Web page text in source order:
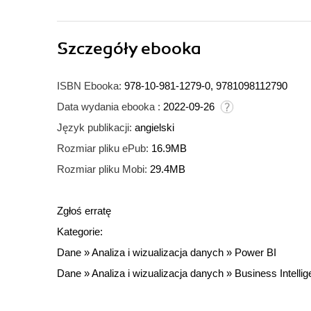
Szczegółyebooka
ISBN Ebooka: 978-10-981-1279-0, 9781098112790
Data wydania ebooka : 2022-09-26
Język publikacji: angielski
Rozmiar pliku ePub: 16.9MB
Rozmiar pliku Mobi: 29.4MB
Zgłoś erratę
Kategorie:
Dane »Analiza i wizualizacja danych » Power BI
Dane »Analiza i wizualizacja danych » Business